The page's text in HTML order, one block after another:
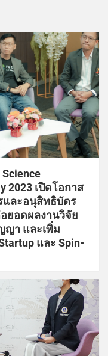
2023 เปิดโอกาส
และอนุสิทธิบัตร
ยอดผลงานวิจัย
ญา และเพิ่ม
และ Spin-